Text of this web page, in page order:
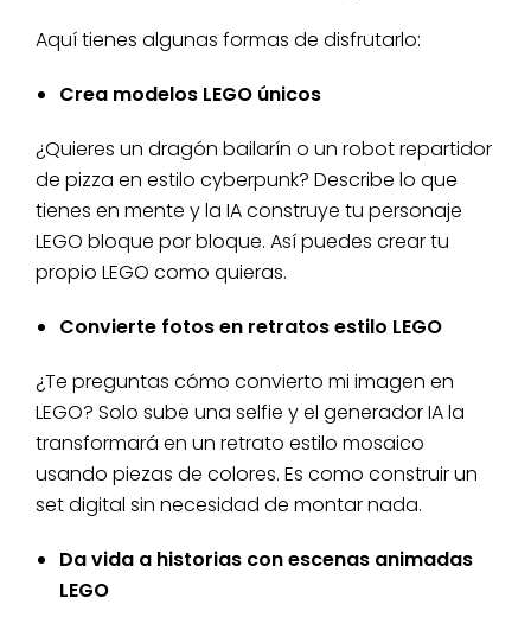
Aquí tienes algunas formas de disfrutarlo:
Crea modelos LEGO únicos
¿Quieres un dragón bailarín o un robot repartidor
de pizza en estilo cyberpunk? Describe lo que
tienes en mente y la IA construye tu personaje
LEGO bloque por bloque. Así puedes crear tu
propio LEGO como quieras.
Convierte fotos en retratos estilo LEGO
¿Te preguntas cómo convierto mi imagen en
LEGO? Solo sube una selfie y el generador IA la
transformará en un retrato estilo mosaico
usando piezas de colores. Es como construir un
set digital sin necesidad de montar nada.
Da vida a historias con escenas animadas
LEGO